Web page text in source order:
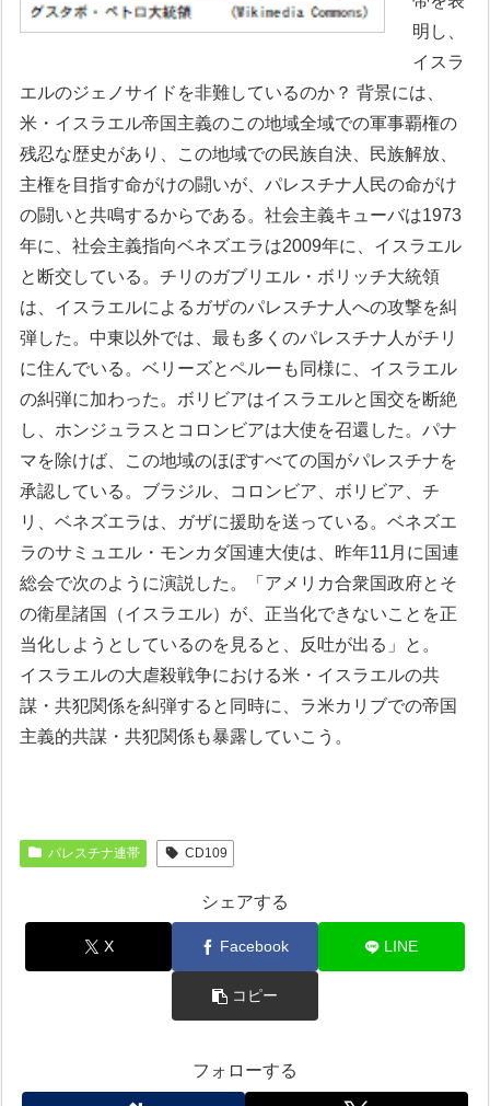
明し、
イスラ
エルのジェノサイドを非難しているのか？ 背景には、
米・イスラエル帝国主義のこの地域全域での軍事覇権の
残忍な歴史があり、この地域での民族自決、民族解放、
主権を目指す命がけの闘いが、パレスチナ人民の命がけ
の闘いと共鳴するからである。社会主義キューバは1973
年に、社会主義指向ベネズエラは2009年に、イスラエル
と断交している。チリのガブリエル・ボリッチ大統領
は、イスラエルによるガザのパレスチナ人への攻撃を糾
弾した。中東以外では、最も多くのパレスチナ人がチリ
に住んでいる。ベリーズとペルーも同様に、イスラエル
の糾弾に加わった。ボリビアはイスラエルと国交を断絶
し、ホンジュラスとコロンビアは大使を召還した。パナ
マを除けば、この地域のほぼすべての国がパレスチナを
承認している。ブラジル、コロンビア、ボリビア、チ
リ、ベネズエラは、ガザに援助を送っている。ベネズエ
ラのサミュエル・モンカダ国連大使は、昨年11月に国連
総会で次のように演説した。「アメリカ合衆国政府とそ
の衛星諸国（イスラエル）が、正当化できないことを正
当化しようとしているのを見ると、反吐が出る」と。
イスラエルの大虐殺戦争における米・イスラエルの共
謀・共犯関係を糾弾すると同時に、ラ米カリブでの帝国
主義的共謀・共犯関係も暴露していこう。
パレスチナ連帯 CD109
シェアする
X Facebook LINE
コピー
フォローする